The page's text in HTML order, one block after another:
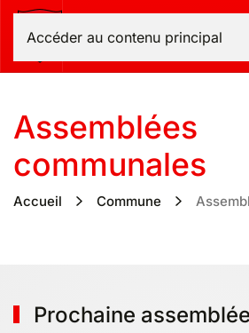
Accéder au contenu principal
Bas-Intyamon
Assemblées
communales
Accueil Commune
Prochaine assemblée